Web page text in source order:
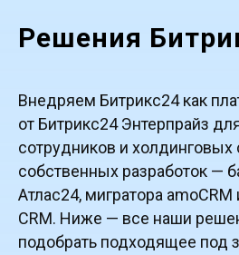
Решения
Внедряем Битрикс24 как
от Битрикс24 Энтерпрайз
сотрудников и холдинговых
собственных разработок —
Атлас24, мигратора
CRM. Ниже — все наши
подобрать подходящее под